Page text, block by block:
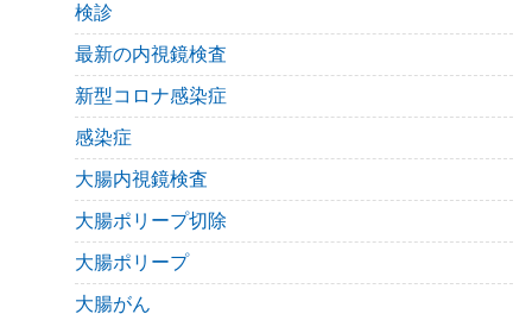
検診
最新の内視鏡検査
新型コロナ感染症
感染症
大腸内視鏡検査
大腸ポリープ切除
大腸ポリープ
大腸がん